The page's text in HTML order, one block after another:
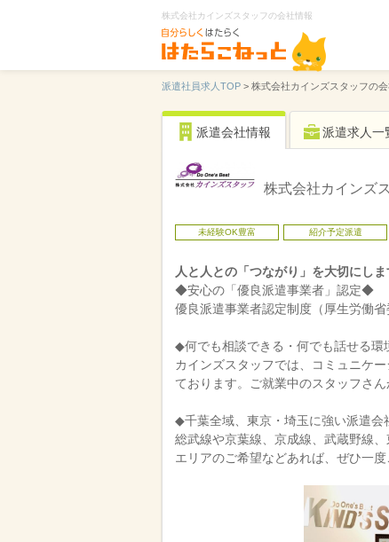
株式会社カインズスタッフの会社情報
派遣社員求人TOP > 株式会社カインズスタッフの
派遣会社情報 派遣求人一
株式会社カインズ
未経験OK豊富 紹介予定派遣
人と人との「つながり」を大切にし
◆安心の「優良派遣事業者」認定◆
優良派遣事業者認定制度（厚生労働
◆何でも相談できる・何でも話せる
カインズスタッフでは、コミュニケ
ております。ご就業中のスタッフさ
◆千葉全域、東京・埼玉に強い派遣
総武線や京葉線、京成線、武蔵野線
エリアのご希望などあれば、ぜひ一